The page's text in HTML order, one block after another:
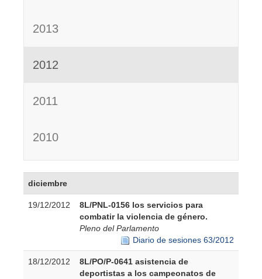
2013
2012
2011
2010
diciembre
19/12/2012
8L/PNL-0156 los servicios para
combatir la violencia de género.
Pleno del Parlamento
Diario de sesiones 63/2012
18/12/2012
8L/PO/P-0641 asistencia de
deportistas a los campeonatos de